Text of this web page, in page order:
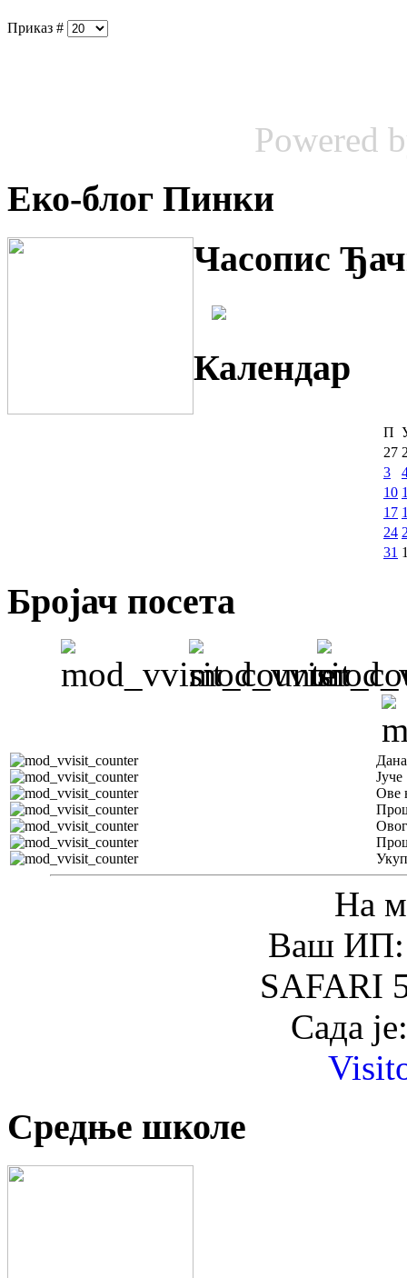
Приказ #
Powered
Еко-блог Пинки
Часопис
Календар
П
27
3
10
17
24
31
Бројач посета
Јуче
Ове
На
Ваш ИП:
SAFARI
Сада
Средње школе